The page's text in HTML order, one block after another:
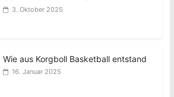
3. Oktober 2025
Wie aus Korgboll Basketball entstand
16. Januar 2025